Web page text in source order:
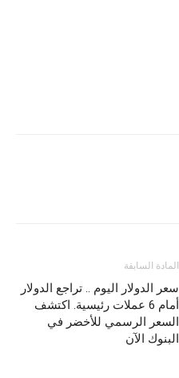
المادة السابقة
سعر الدولار اليوم .. تراجع الدولار
أمام 6 عملات رئيسية. اكتشف
السعر الرسمي للأخضر في
البنوك الآن